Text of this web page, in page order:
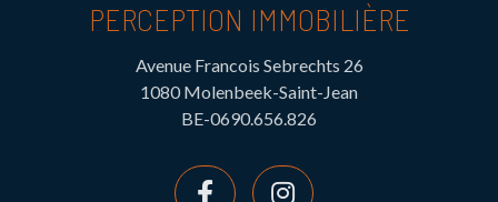
PERCEPTION IMMOBILIÈRE
Avenue Francois Sebrechts 26
1080 Molenbeek-Saint-Jean
BE-0690.656.826